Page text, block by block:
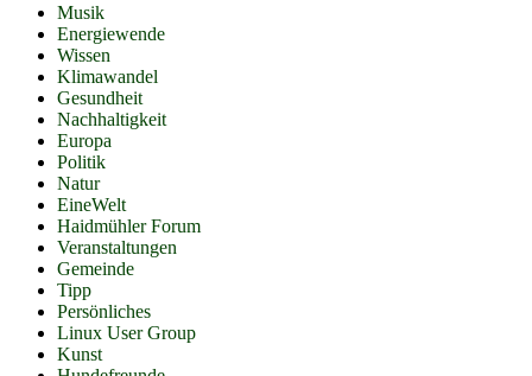
Musik
Energiewende
Wissen
Klimawandel
Gesundheit
Nachhaltigkeit
Europa
Politik
Natur
EineWelt
Haidmühler Forum
Veranstaltungen
Gemeinde
Tipp
Persönliches
Linux User Group
Kunst